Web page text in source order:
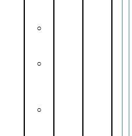
○
○
○